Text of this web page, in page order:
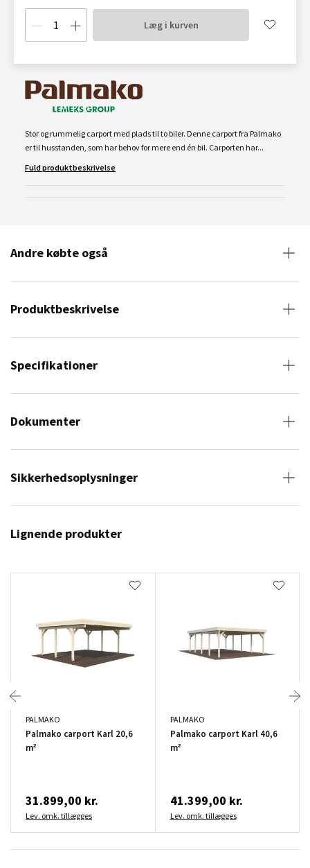
Læg i kurven
Stor og rummelig carport med plads til to biler. Denne carport fra Palmako
er til husstanden, som har behov for mere end én bil. Carporten har...
Fuld produktbeskrivelse
Andre købte også
Produktbeskrivelse
Specifikationer
Dokumenter
Sikkerhedsoplysninger
Lignende produkter
PALMAKO
Palmako carport Karl 20,6
m²
31.899,00 kr.
Lev. omk. tillægges
PALMAKO
Palmako carport Karl 40,6
m²
41.399,00 kr.
Lev. omk. tillægges